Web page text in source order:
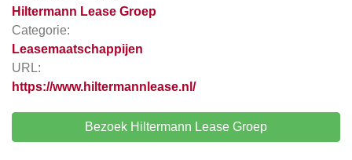
Hiltermann Lease Groep
Categorie:
Leasemaatschappijen
URL:
https://www.hiltermannlease.nl/
Bezoek Hiltermann Lease Groep